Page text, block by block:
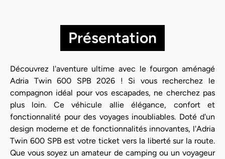
Présentation
Découvrez l'aventure ultime avec le fourgon aménagé
Adria Twin 600 SPB 2026 ! Si vous recherchez le
compagnon idéal pour vos escapades, ne cherchez pas
plus loin. Ce véhicule allie élégance, confort et
fonctionnalité pour des voyages inoubliables. Doté d'un
design moderne et de fonctionnalités innovantes, l'Adria
Twin 600 SPB est votre ticket vers la liberté sur la route.
Que vous soyez un amateur de camping ou un voyageur